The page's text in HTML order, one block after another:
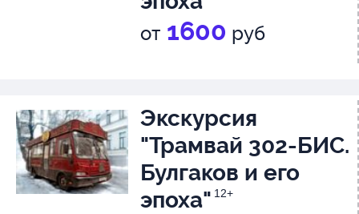
от 1600 руб
Экскурсия
"Трамвай 302-БИС.
Булгаков и его
эпоха" 12+